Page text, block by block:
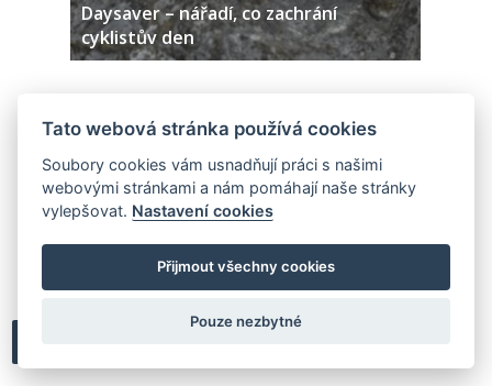
Daysaver – nářadí, co zachrání
cyklistův den
PŘIDAT KOMENTÁŘ
Klikněte zde pro vložení komentáře
Tato webová stránka používá cookies
Soubory cookies vám usnadňují práci s našimi
webovými stránkami a nám pomáhají naše stránky
vylepšovat. Nastavení cookies
Přijmout všechny cookies
Pouze nezbytné